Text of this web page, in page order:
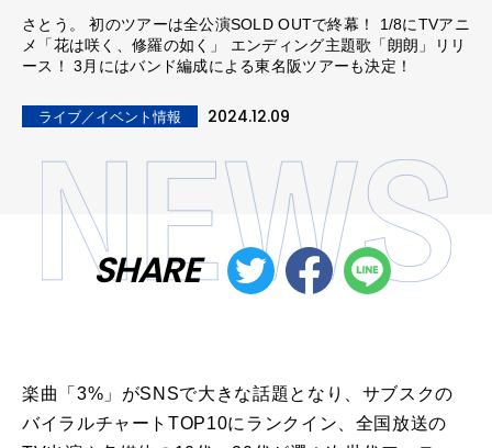
さとう。 初のツアーは全公演SOLD OUTで終幕！ 1/8にTVアニ
メ「花は咲く、修羅の如く」 エンディング主題歌「朗朗」リリ
ース！ 3月にはバンド編成による東名阪ツアーも決定！
ライブ／イベント情報 2024.12.09
SHARE
楽曲「3%」がSNSで大きな話題となり、サブスクの
バイラルチャートTOP10にランクイン、全国放送の